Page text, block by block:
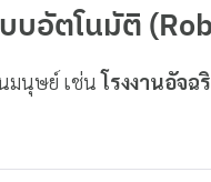
บอัตโนมัติ
นมนุษย์ เช่นโรงงานอัจ